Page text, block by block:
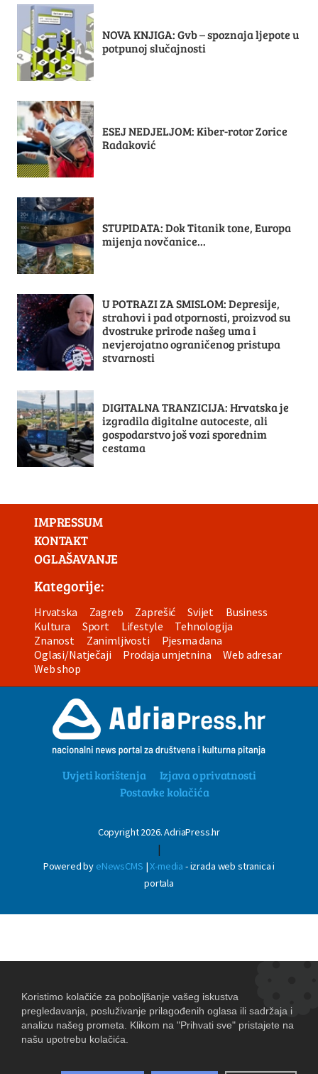
NOVA KNJIGA: Gvb – spoznaja ljepote u
potpunoj slučajnosti
ESEJ NEDJELJOM: Kiber-rotor Zorice
Radaković
STUPIDATA: Dok Titanik tone, Europa
mijenja novčanice...
U POTRAZI ZA SMISLOM: Depresije,
strahovi i pad otpornosti, proizvod su
dvostruke prirode našeg uma i
nevjerojatno ograničenog pristupa
stvarnosti
DIGITALNA TRANZICIJA: Hrvatska je
izgradila digitalne autoceste, ali
gospodarstvo još vozi sporednim
cestama
IMPRESSUM
KONTAKT
OGLAŠAVANJE
Kategorije:
Hrvatska Zagreb Zaprešić Svijet
Business
Kultura
Sport Lifestyle
Tehnologija
Znanost
Zanimljivosti
Pjesma dana
Oglasi/Natječaji
Prodaja umjetnina
Web adresar
Web shop
Uvjeti korištenja
Izjava o privatnosti
Postavke kolačića
Copyright 2026. AdriaPress.hr
|
Powered by eNewsCMS |X-media - izrada web stranica i
portala